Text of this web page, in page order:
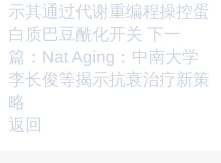
示其通过代谢重编程操控蛋
白质巴豆酰化开关 下一
篇：Nat Aging：中南大学
李长俊等揭示抗衰治疗新策
略
返回